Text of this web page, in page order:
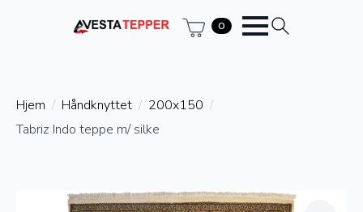
0
Hjem Håndknyttet
200x150
Tabriz Indo teppe m/ silke